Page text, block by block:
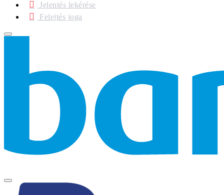
Jelentés lekérése
Felejtés joga